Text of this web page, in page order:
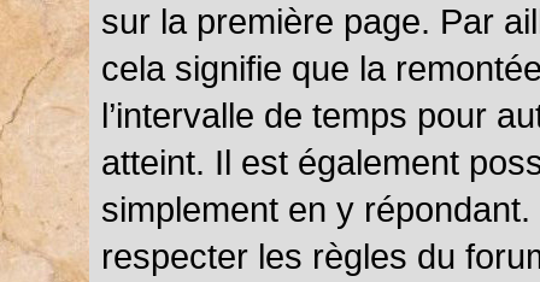
sur la première page. Par
cela signifie que la
l’intervalle de temps pour
atteint. Il est également
simplement en y
respecter les règles du